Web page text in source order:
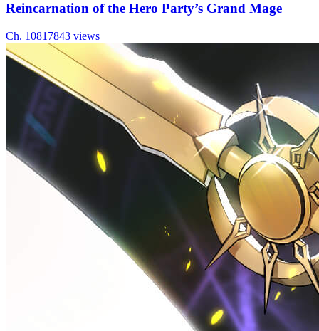
Reincarnation of the Hero Party’s Grand Mage
Ch. 10817843 views